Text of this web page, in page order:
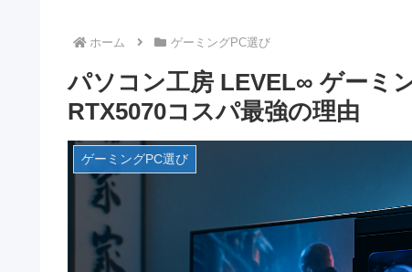
ホーム ゲーミングPC選び
パソコン工房 LEVEL∞ ゲーミ
RTX5070コスパ最強の理由
ゲーミングPC選び